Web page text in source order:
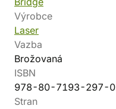
Výrobce
Laser
Vazba
Brožovaná
ISBN
978-80-7193-297-0
Stran